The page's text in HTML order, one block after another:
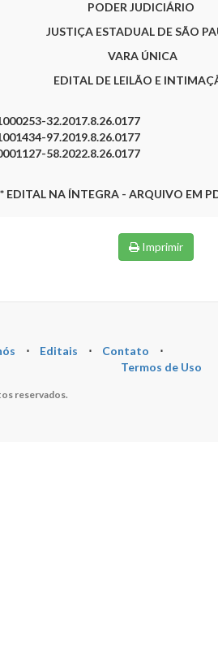
PODER JUDICIÁRIO
JUSTIÇA ESTADUAL DE SÃO
VARA ÚNICA
EDITAL DE LEILÃO E
32.2017.8.26.0177
97.2019.8.26.0177
58.2022.8.26.0177
EDITAL NA ÍNTEGRA - ARQUIVO EM
Imprimir
⋅ Editais ⋅ Contato
⋅
Termos de Uso
reservados.